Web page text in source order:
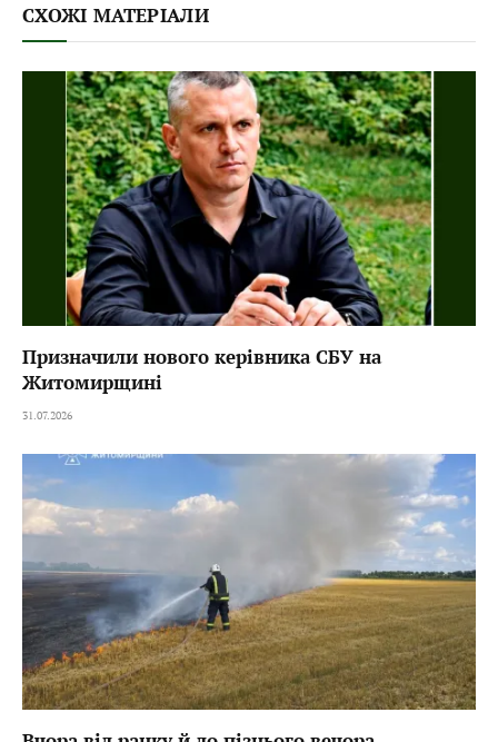
СХОЖІ МАТЕРІАЛИ
Призначили нового керівника СБУ на
Житомирщині
31.07.2026